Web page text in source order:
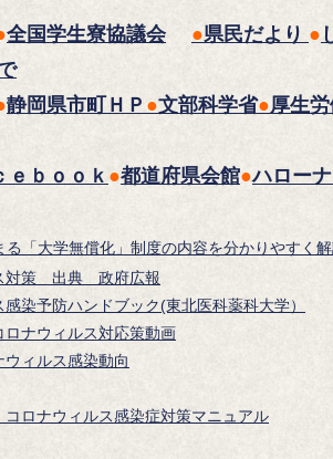
全国学生寮協議会 ●県民だより ●
静岡県市町ＨＰ ●文部科学省●厚生
ｅｂｏｏｋ ●都道府県会館●ハロー
る「大学無償化」制度の内容を分かりやすく解
対策 出典 政府広報
染予防ハンドブック(東北医科薬科大学）
ナウィルス対応策動画
ィルス感染動向
ロナウィルス感染症対策マニュアル